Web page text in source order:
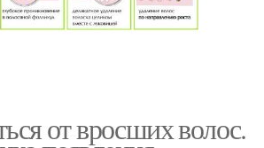
от вросших волос.